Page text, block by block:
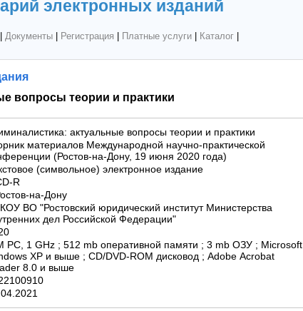
электронных изданий
Документы| Регистрация Платные услуги| Каталог|
вопросы теории и практики
актуальные вопросы теории и практики
материалов Международной научно-практической
(Ростов-на-Дону, 19 июня 2020 года)
(символьное) электронное издание
R
на-Дону
ВО "Ростовский юридический институт Министерства
дел Российской Федерации"
PC, 1 GHz ; 512 mb оперативной памяти ; 3 mb ОЗУ ; Microsoft
XP и выше ; CD/DVD-ROM дисковод ; Adobe Acrobat
8.0 и выше